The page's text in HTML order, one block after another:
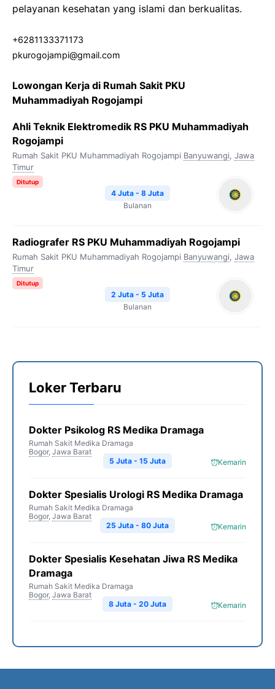
pelayanan kesehatan yang islami dan berkualitas.
+6281133371173
pkurogojampi@gmail.com
Lowongan Kerja di Rumah Sakit PKU
Muhammadiyah Rogojampi
Ahli Teknik Elektromedik RS PKU Muhammadiyah
Rogojampi
Rumah Sakit PKU Muhammadiyah Rogojampi Banyuwangi, Jawa
Timur
Ditutup
4 Juta - 8 Juta
Bulanan
Radiografer RS PKU Muhammadiyah Rogojampi
Rumah Sakit PKU Muhammadiyah Rogojampi Banyuwangi, Jawa
Timur
Ditutup
2 Juta - 5 Juta
Bulanan
Loker Terbaru
Dokter Psikolog RS Medika Dramaga
Rumah Sakit Medika Dramaga
Bogor, Jawa Barat
Kemarin
5 Juta - 15 Juta
Dokter Spesialis Urologi RS Medika Dramaga
Rumah Sakit Medika Dramaga
Bogor, Jawa Barat
Kemarin
25 Juta - 80 Juta
Dokter Spesialis Kesehatan Jiwa RS Medika
Dramaga
Rumah Sakit Medika Dramaga
Bogor, Jawa Barat
Kemarin
8 Juta - 20 Juta